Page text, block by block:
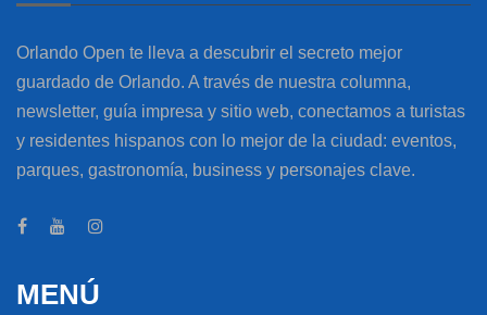
Orlando Open te lleva a descubrir el secreto mejor
guardado de Orlando. A través de nuestra columna,
newsletter, guía impresa y sitio web, conectamos a turistas
y residentes hispanos con lo mejor de la ciudad: eventos,
parques, gastronomía, business y personajes clave.
MENÚ